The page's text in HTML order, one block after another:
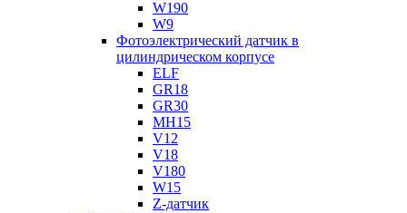
W190
W9
Фотоэлектрический датчик в
цилиндрическом корпусе
ELF
GR18
GR30
MH15
V12
V18
V180
W15
Z-датчик